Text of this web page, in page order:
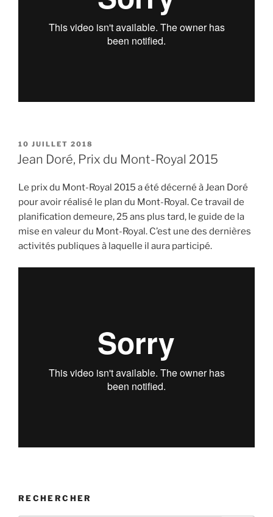
PUBLIÉ
LE
10 JUILLET 2018
Jean Doré, Prix du Mont-Royal 2015
Le prix du Mont-Royal 2015 a été décerné à Jean Doré
pour avoir réalisé le plan du Mont-Royal. Ce travail de
planification demeure, 25 ans plus tard, le guide de la
mise en valeur du Mont-Royal. C’est une des dernières
activités publiques à laquelle il aura participé.
RECHERCHER